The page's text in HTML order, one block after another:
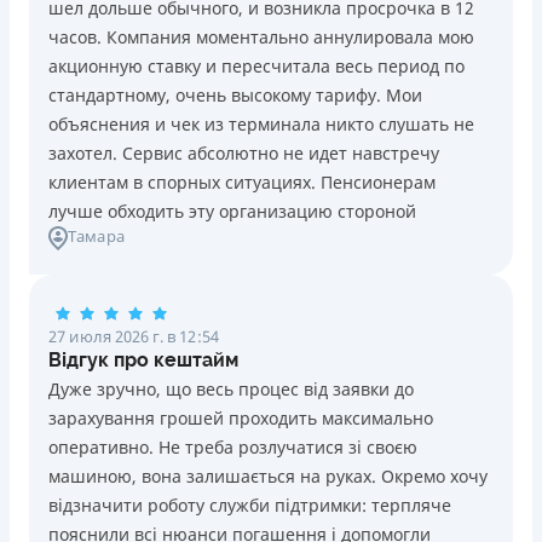
Погашение
В кассах и терминалах отделений
Оплата на расчетный счёт
Онлайн (через сайт или интернет-банкинг)
Через терминалы самообслуживания
Лицензия НБУ
Лицензия НБУ №10
Вся информация о кредите
ПОЛУЧИТЬ ЗАЙМ
Возраст
18 - 70 лет
Преимущества
Сниженная процентная ставка 0,01% в день для
новых клиентов на период от 3 до 30 дней (после
этого стандартная ставка 1%)
Запрашиваются только данные паспорта, ИНН, номер
банковской карты и телефона
проблемной кредитной историей.
Переводятся деньги на банковскую карту сразу после
подписания электронного договора о предоставлении
кредита
Дарятся скидки до -99% постоянным клиентам на
будущие кредиты согласно программе лояльности
Программа лояльности для постоянных клиентов
Круглосуточная поддержка в Viber, Telegram,
шел дольше обычного, и возникла просрочка в 12
часов. Компания моментально аннулировала мою
акционную ставку и пересчитала весь период по
стандартному, очень высокому тарифу. Мои
объяснения и чек из терминала никто слушать не
захотел. Сервис абсолютно не идет навстречу
клиентам в спорных ситуациях. Пенсионерам
лучше обходить эту организацию стороной
Тамара
27 июля 2026 г. в 12:54
Відгук про кештайм
Дуже зручно, що весь процес від заявки до
зарахування грошей проходить максимально
оперативно. Не треба розлучатися зі своєю
машиною, вона залишається на руках. Окремо хочу
відзначити роботу служби підтримки: терпляче
пояснили всі нюанси погашення і допомогли